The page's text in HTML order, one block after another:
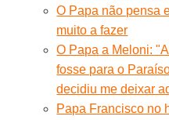
O Papa não pensa
muito a fazer
O Papa a Meloni:
fosse para o
decidiu me deixar
Papa Francisco no